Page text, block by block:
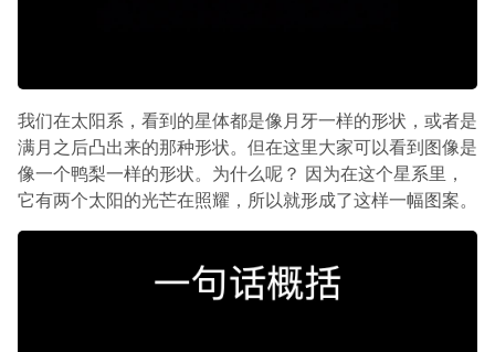
我们在太阳系，看到的星体都是像月牙一样的形状，或者是
满月之后凸出来的那种形状。但在这里大家可以看到图像是
像一个鸭梨一样的形状。为什么呢？ 因为在这个星系里，
它有两个太阳的光芒在照耀，所以就形成了这样一幅图案。